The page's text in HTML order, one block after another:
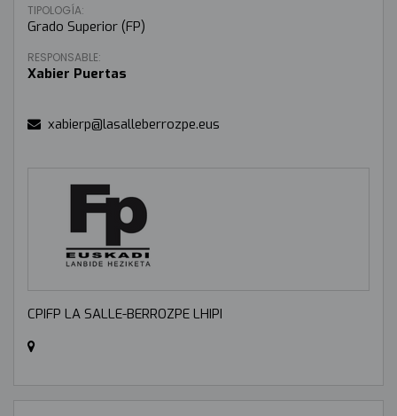
TIPOLOGÍA:
Grado Superior (FP)
RESPONSABLE:
Xabier Puertas
xabierp@lasalleberrozpe.eus
CPIFP LA SALLE-BERROZPE LHIPI